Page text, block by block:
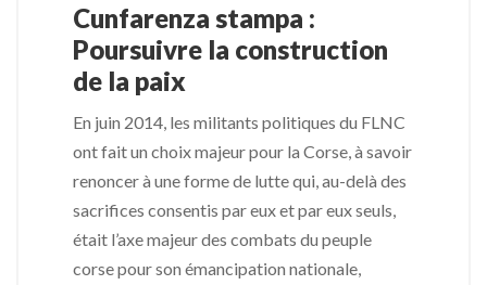
Cunfarenza stampa :
Poursuivre la construction
de la paix
En juin 2014, les militants politiques du FLNC
ont fait un choix majeur pour la Corse, à savoir
renoncer à une forme de lutte qui, au-delà des
sacrifices consentis par eux et par eux seuls,
était l’axe majeur des combats du peuple
corse pour son émancipation nationale,